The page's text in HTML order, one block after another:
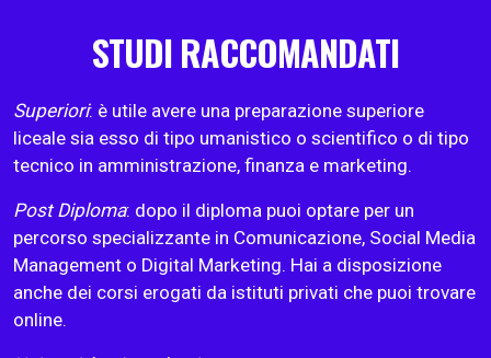
STUDI RACCOMANDATI
Superiori: è utile avere una preparazione superiore
liceale sia esso di tipo umanistico o scientifico o di tipo
tecnico in amministrazione, finanza e marketing.
Post Diploma: dopo il diploma puoi optare per un
percorso specializzante in Comunicazione, Social Media
Management o Digital Marketing. Hai a disposizione
anche dei corsi erogati da istituti privati che puoi trovare
online.